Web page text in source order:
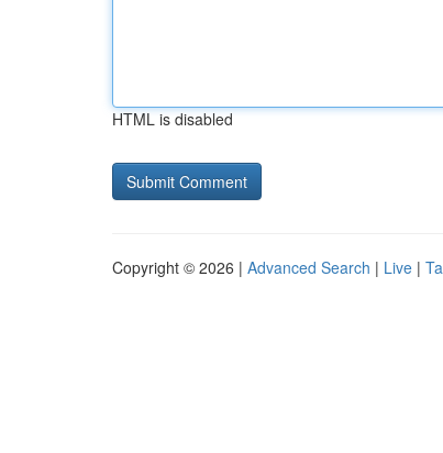
HTML is disabled
Copyright © 2026 | Advanced Search | Live |